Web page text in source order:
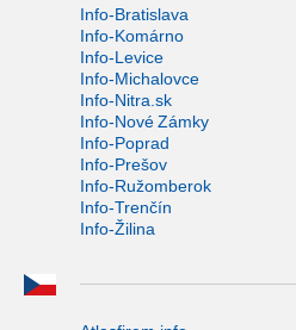
Info-Bratislava
Info-Komárno
Info-Levice
Info-Michalovce
Info-Nitra.sk
Info-Nové Zámky
Info-Poprad
Info-Prešov
Info-Ružomberok
Info-Trenčín
Info-Žilina